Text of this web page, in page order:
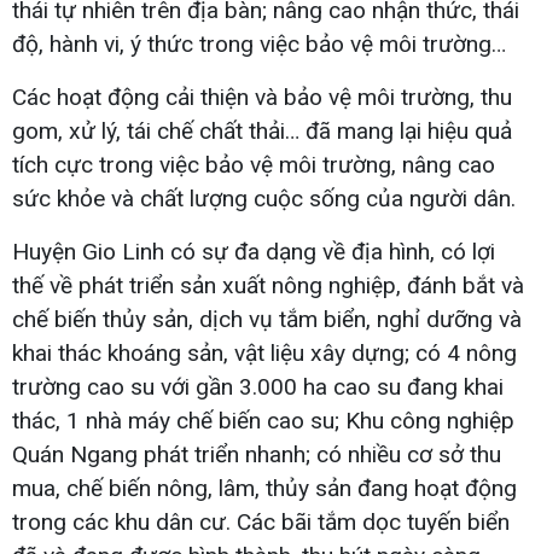
thái tự nhiên trên địa bàn; nâng cao nhận thức, thái
độ, hành vi, ý thức trong việc bảo vệ môi trường…
Các hoạt động cải thiện và bảo vệ môi trường, thu
gom, xử lý, tái chế chất thải… đã mang lại hiệu quả
tích cực trong việc bảo vệ môi trường, nâng cao
sức khỏe và chất lượng cuộc sống của người dân.
Huyện Gio Linh có sự đa dạng về địa hình, có lợi
thế về phát triển sản xuất nông nghiệp, đánh bắt và
chế biến thủy sản, dịch vụ tắm biển, nghỉ dưỡng và
khai thác khoáng sản, vật liệu xây dựng; có 4 nông
trường cao su với gần 3.000 ha cao su đang khai
thác, 1 nhà máy chế biến cao su; Khu công nghiệp
Quán Ngang phát triển nhanh; có nhiều cơ sở thu
mua, chế biến nông, lâm, thủy sản đang hoạt động
trong các khu dân cư. Các bãi tắm dọc tuyến biển